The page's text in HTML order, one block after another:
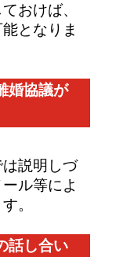
おけば、
となりま
婚協議が
説明しづ
ル等によ
。
話し合い